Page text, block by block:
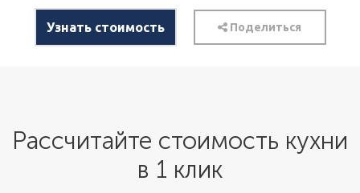
Узнать стоимость Поделиться
Рассчитайте стоимость кухни
в 1 клик